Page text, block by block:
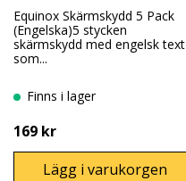
Equinox Skärmskydd 5 Pack
(Engelska)5 stycken
skärmskydd med engelsk text
som...
Finns i lager
169 kr
Lägg i varukorgen